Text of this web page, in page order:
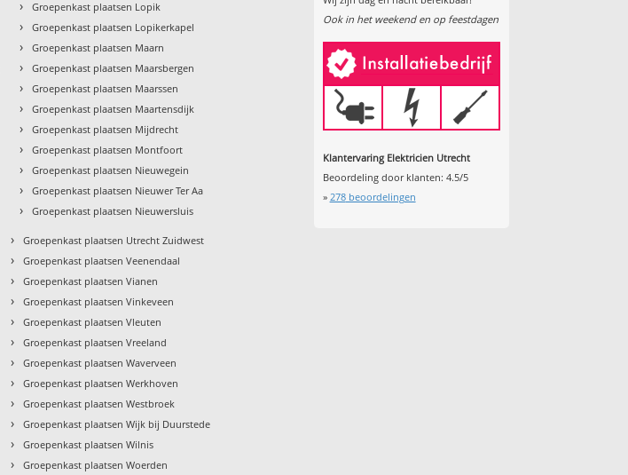
› Groepenkast plaatsen Lopik
› Groepenkast plaatsen Lopikerkapel
› Groepenkast plaatsen Maarn
› Groepenkast plaatsen Maarsbergen
› Groepenkast plaatsen Maarssen
› Groepenkast plaatsen Maartensdijk
› Groepenkast plaatsen Mijdrecht
› Groepenkast plaatsen Montfoort
› Groepenkast plaatsen Nieuwegein
› Groepenkast plaatsen Nieuwer Ter Aa
› Groepenkast plaatsen Nieuwersluis
› Groepenkast plaatsen Utrecht Zuidwest
› Groepenkast plaatsen Veenendaal
› Groepenkast plaatsen Vianen
› Groepenkast plaatsen Vinkeveen
› Groepenkast plaatsen Vleuten
› Groepenkast plaatsen Vreeland
› Groepenkast plaatsen Waverveen
› Groepenkast plaatsen Werkhoven
› Groepenkast plaatsen Westbroek
› Groepenkast plaatsen Wijk bij Duurstede
› Groepenkast plaatsen Wilnis
› Groepenkast plaatsen Woerden
Ook in het weekend en op feestdagen
Klantervaring Elektricien Utrecht
Beoordeling door klanten: 4.5/5
» 278beoordelingen